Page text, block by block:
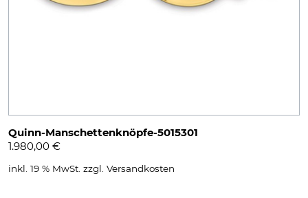
Quinn-Manschettenknöpfe-5015301
1.980,00 €
inkl. 19 % MwSt. zzgl. Versandkosten